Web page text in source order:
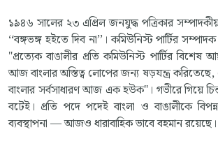
১৯৪৬ সালের ২৩ এপ্রিল জনযুদ্ধ পত্রিকার
‘‘বঙ্গভঙ্গ হইতে দিব না’’। কমিউনিস্ট পার্টির
"প্রত্যেক বাঙালীর প্রতি কমিউনিস্ট পার্টির বিশেষ
আজ বাংলার অস্তিত্ব লোপের জন্য ষড়যন্ত্র করিতেছে,
বাংলার সর্বসাধারণ আজ এক হউক"। গভীরে গিয়ে
বটেই। প্রতি পদে পদেই বাংলা ও বাঙালীকে
ব্যবস্থাপনা — আজও ধারাবাহিক ভাবে বহমান রয়েছে।